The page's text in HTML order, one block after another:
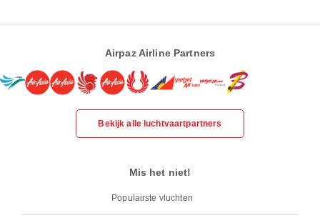
Airpaz Airline Partners
Bekijk alle luchtvaartpartners
Mis het niet!
Populairste vluchten